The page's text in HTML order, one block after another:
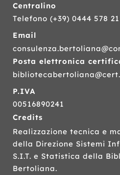
Centralino
Telefono(+39) 0444 578
Email
Posta elettronica
P.IVA
00516890241
Credits
Realizzazione tecnica e
della Direzione Sistemi
S.I.T. e Statistica della
Bertoliana.